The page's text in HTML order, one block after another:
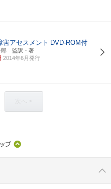
害アセスメント DVD-ROM付
郎 監訳・著
2014年6月発行